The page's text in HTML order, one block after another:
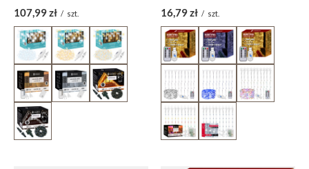
107,99 zł / szt. 16,79 zł / szt.